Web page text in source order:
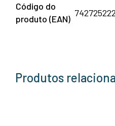
Código do
produto (EAN)
Produtos